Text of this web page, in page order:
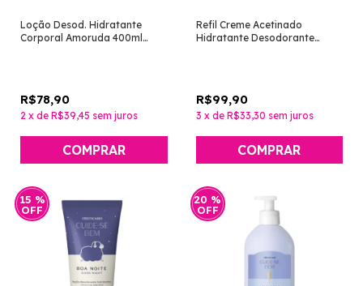
Loção Desod. Hidratante
Corporal Amoruda 400ml
R$78,90
2 x de R$39,45 sem juros
Refil Creme Acetinado
Hidratante Desodorante
R$99,90
3 x de R$33,30 sem juros
15 %
OFF
20 %
OFF